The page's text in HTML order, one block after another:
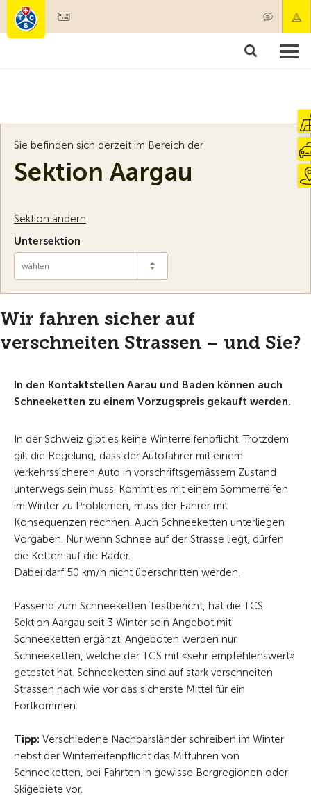
Mitgliedschaft & Leistungen
Sie befinden sich derzeit im Bereich der
Sektion Aargau
Sektion ändern
Untersektion
wählen
Wir fahren sicher auf
verschneiten Strassen – und Sie?
In den Kontaktstellen Aarau und Baden können auch
Schneeketten zu einem Vorzugspreis gekauft werden.
In der Schweiz gibt es keine Winterreifenpflicht. Trotzdem
gilt die Regelung, dass der Autofahrer mit einem
verkehrssicheren Auto in vorschriftsgemässem Zustand
unterwegs sein muss. Kommt es mit einem Sommerreifen
im Winter zu Problemen, muss der Fahrer mit
Konsequenzen rechnen. Auch Schneeketten unterliegen
Vorgaben. Nur wenn Schnee auf der Strasse liegt, dürfen
die Ketten auf die Räder.
Dabei darf 50 km/h nicht überschritten werden.
Passend zum Schneeketten Testbericht, hat die TCS
Sektion Aargau seit 3 Winter sein Angebot mit
Schneeketten ergänzt. Angeboten werden nur
Schneeketten, welche der TCS mit «sehr empfehlenswert»
getestet hat. Schneeketten sind auf stark verschneiten
Strassen nach wie vor das sicherste Mittel für ein
Fortkommen.
Tipp: Verschiedene Nachbarsländer schreiben im Winter
nebst der Winterreifenpflicht das Mitführen von
Schneeketten, bei Fahrten in gewisse Bergregionen oder
Skigebiete vor.